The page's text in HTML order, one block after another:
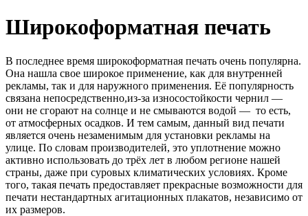
Широкоформатная печать
В последнее время широкоформатная печать очень популярна.
Она нашла свое широкое применение, как для внутренней
рекламы, так и для наружного применения. Её популярность
связана непосредственно,из-за износостойкости чернил —
они не сгорают на солнце и не смываются водой — то есть,
от атмосферных осадков. И тем самым, данный вид печати
является очень незаменимым для установки рекламы на
улице. По словам производителей, это уплотнение можно
активно использовать до трёх лет в любом регионе нашей
страны, даже при суровых климатических условиях. Кроме
того, такая печать предоставляет прекрасные возможности для
печати нестандартных агитационных плакатов, независимо от
их размеров.